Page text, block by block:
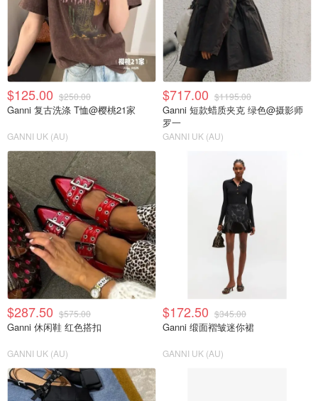
$125.00 $250.00
Ganni 复古洗涤 T恤@樱桃21家
GANNI UK (AU)
$717.00 $1195.00
Ganni 短款蜡质夹克 绿色@摄影师
罗一
GANNI UK (AU)
$287.50 $575.00
Ganni 休闲鞋 红色搭扣
GANNI UK (AU)
$172.50 $345.00
Ganni 缎面褶皱迷你裙
GANNI UK (AU)